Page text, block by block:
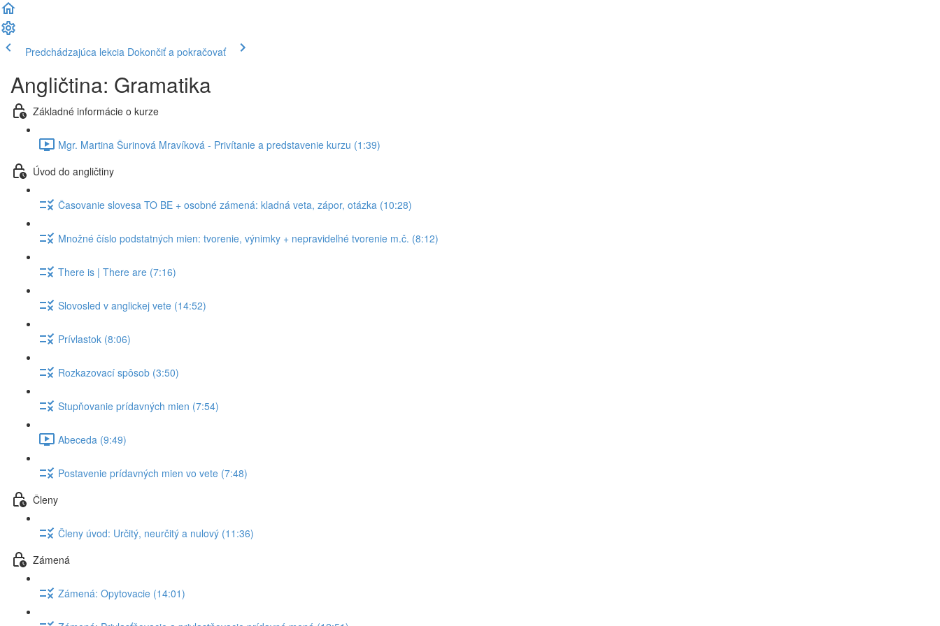
Predchádzajúca lekcia Dokončiť a pokračovať
Angličtina: Gramatika
Základné informácie o kurze
Mgr. Martina Šurinová Mravíková - Privítanie a predstavenie kurzu (1:39)
Úvod do angličtiny
Časovanie slovesa TO BE + osobné zámená: kladná veta, zápor, otázka (10:28)
Množné číslo podstatných mien: tvorenie, výnimky + nepravideľné tvorenie m.č. (8:12)
There is | There are (7:16)
Slovosled v anglickej vete (14:52)
Prívlastok (8:06)
Rozkazovací spôsob (3:50)
Stupňovanie prídavných mien (7:54)
Abeceda (9:49)
Postavenie prídavných mien vo vete (7:48)
Členy
Členy úvod: Určitý, neurčitý a nulový (11:36)
Zámená
Zámená: Opytovacie (14:01)